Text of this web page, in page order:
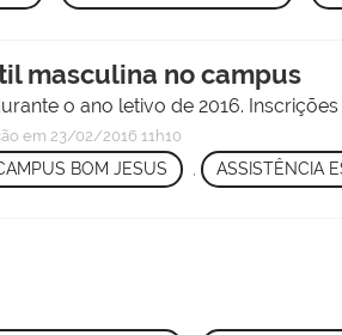
masculina no campus
o ano letivo de 2016.
em 23/02/2016 11h10
BOM JESUS , ASSISTÊNCIA